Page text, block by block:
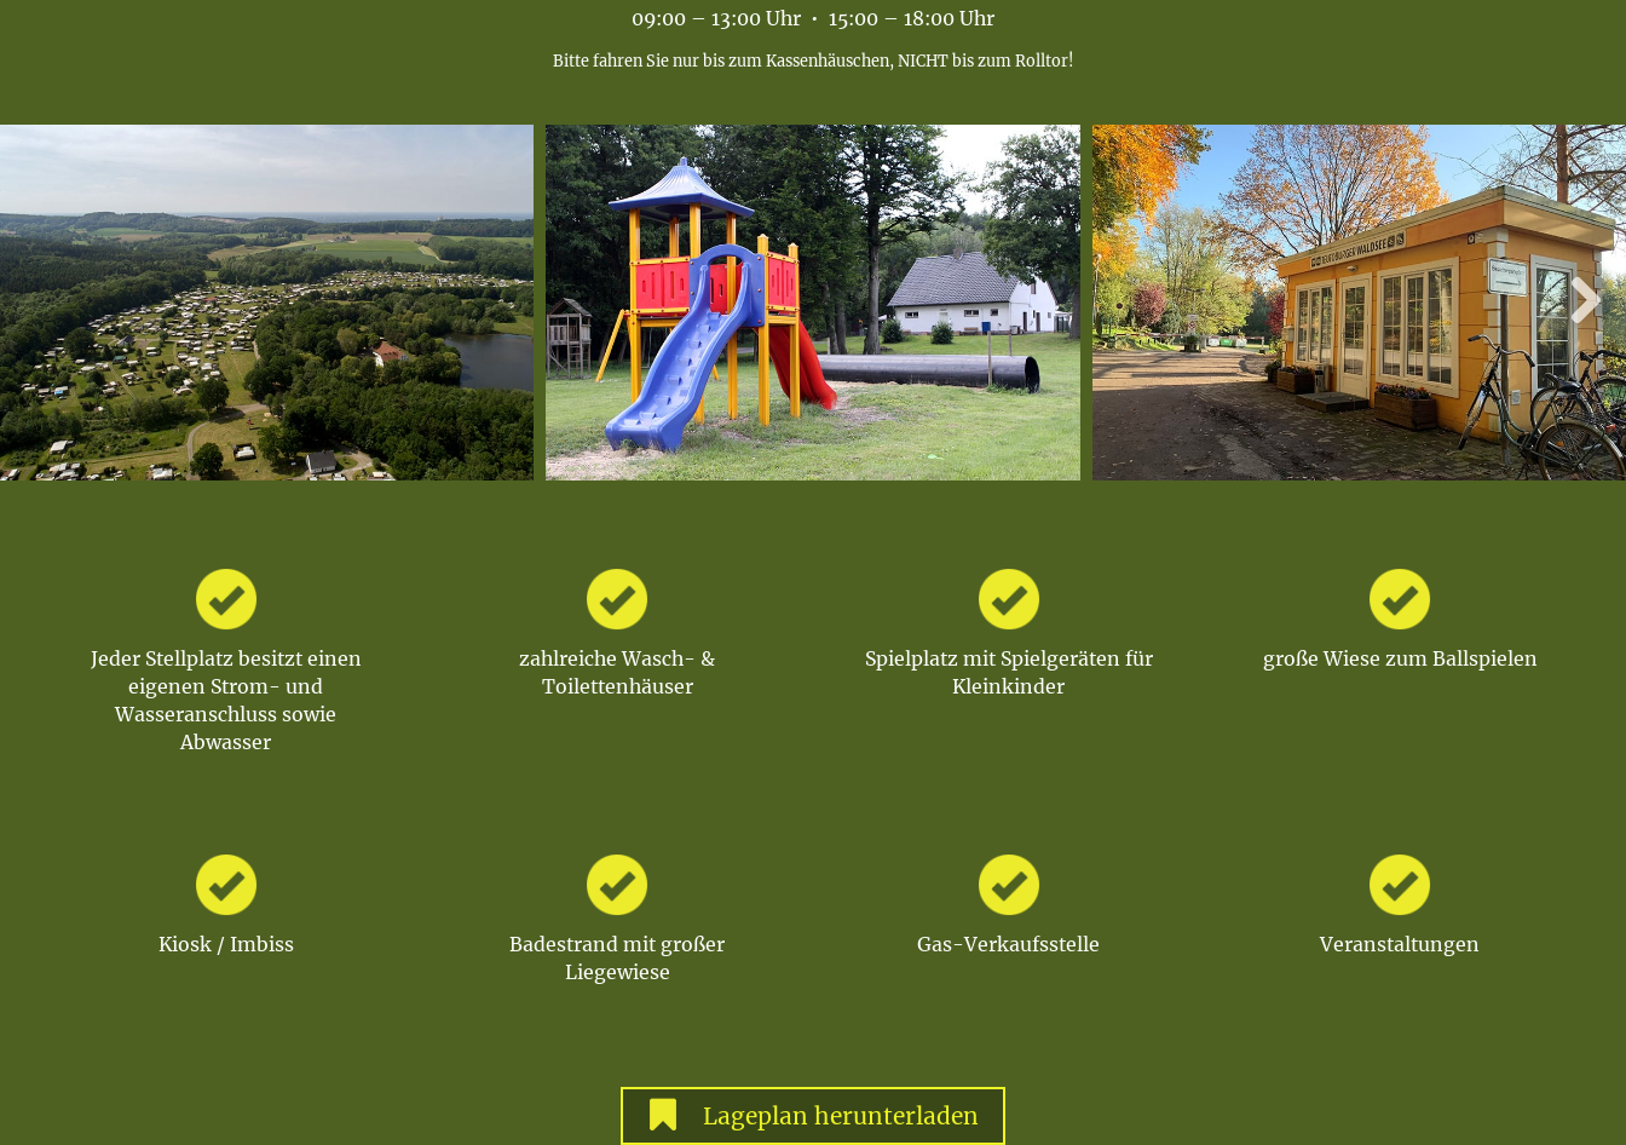
09:00 – 13:00 Uhr • 15:00 – 18:00 Uhr
Bitte fahren Sie nur bis zum Kassenhäuschen, NICHT bis zum Rolltor!
Jeder Stellplatz besitzt einen
eigenen Strom- und
Wasseranschluss sowie
Abwasser
zahlreiche Wasch- &
Toilettenhäuser
Spielplatz mit Spielgeräten für
Kleinkinder
große Wiese zum Ballspielen
Kiosk / Imbiss
Badestrand mit großer
Liegewiese
Gas-Verkaufsstelle Veranstaltungen
Lageplan herunterladen